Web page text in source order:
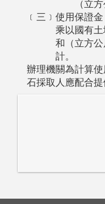
（立
﹝三﹞使用保證
乘以國有
和（立方
計。
辦理機關為計算
石採取人應配合提